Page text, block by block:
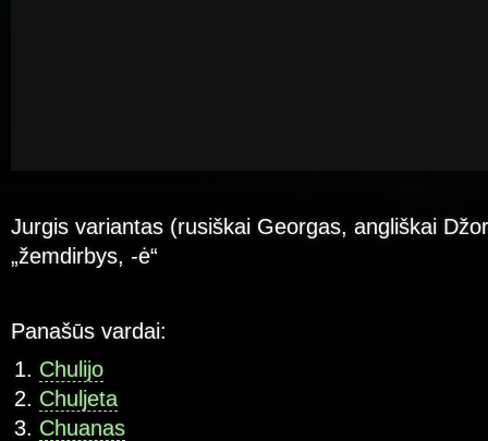
Jurgis variantas (rusiškai Georgas, angliškai
„žemdirbys, -ė“
Panašūs vardai:
Chulijo
Chuljeta
Chuanas